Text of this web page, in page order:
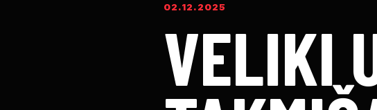
02.12.2025
VELIKI